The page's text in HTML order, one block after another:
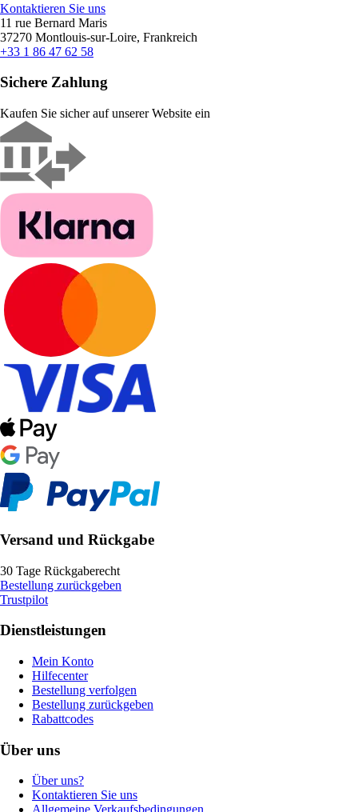
Kontaktieren Sie uns
11 rue Bernard Maris
37270 Montlouis-sur-Loire, Frankreich
+33 1 86 47 62 58
Sichere Zahlung
Kaufen Sie sicher auf unserer Website ein
Versand und Rückgabe
30 Tage Rückgaberecht
Bestellung zurückgeben
Trustpilot
Dienstleistungen
Mein Konto
Hilfecenter
Bestellung verfolgen
Bestellung zurückgeben
Rabattcodes
Über uns
Über uns?
Kontaktieren Sie uns